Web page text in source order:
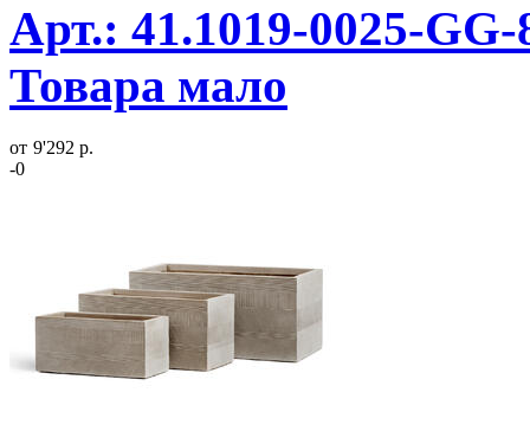
Арт.: 41.1019-0025-
Товара мало
от 9'292 р.
-0